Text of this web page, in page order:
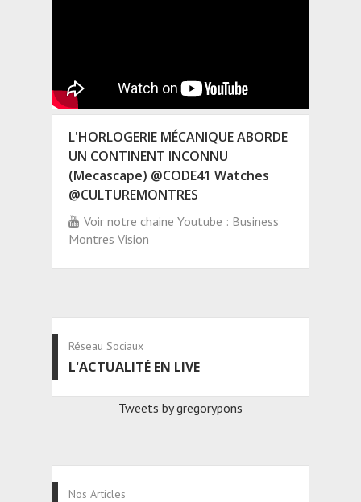
L'HORLOGERIE MÉCANIQUE ABORDE
UN CONTINENT INCONNU
(Mecascape) @CODE41 Watches
@CULTUREMONTRES
Voir notre chaine Youtube : Business
Montres Vision
Réseau Sociaux
L'ACTUALITÉ EN LIVE
Tweets by gregorypons
Nos Articles